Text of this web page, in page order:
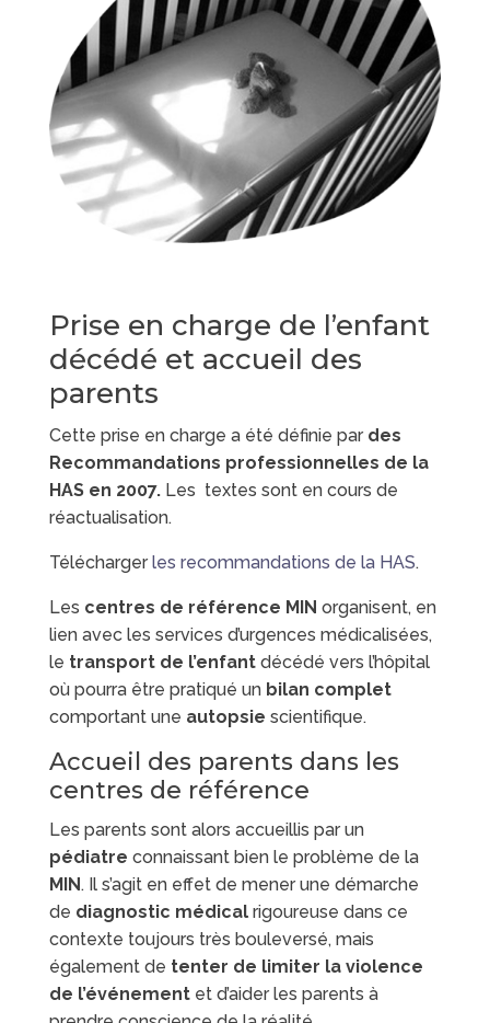
Prise en charge de l’enfant
décédé et accueil des
parents
Cette prise en charge a été définie par des
Recommandations professionnelles de la
HAS en 2007. Les textes sont en cours de
réactualisation.
Téléchargerles recommandations de la HAS.
Les centres de référence MIN organisent, en
lien avec les services d’urgences médicalisées,
le transport de l’enfantdécédé vers l’hôpital
où pourra être pratiqué un bilan complet
comportant une autopsie scientifique.
Accueil des parents dans les
centres de référence
Les parents sont alors accueillis par un
pédiatre connaissant bien le problème de la
MIN. Il s’agit en effet de mener une démarche
de diagnostic médicalrigoureuse dans ce
contexte toujours très bouleversé, mais
également de tenter de limiter la violence
de l’événementet d’aider les parents à